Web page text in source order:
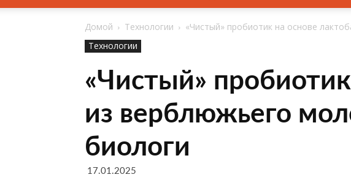
Домой Технологии
«Чистый» пробиотик на основе
Технологии
«Чистый»
из верблюжьего
биологи
17.01.2025